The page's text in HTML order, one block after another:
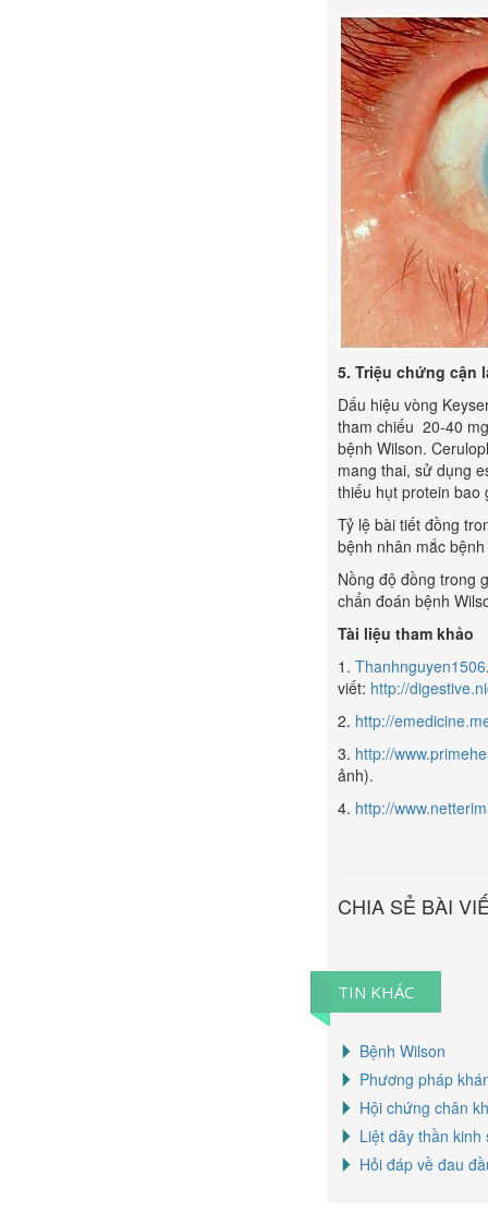
5. Triệu chứng cận
Dấu hiệu vòng
tham chiếu 20-40
bệnh Wilson.
mang thai, sử dụng
thiếu hụt protein
Tỷ lệ bài tiết đồng
bệnh nhân mắc
Nồng độ đồng trong
chẩn đoán bệnh
Tài liệu tham khảo
1. Thanhnguyen1506
viết: http://
2. http://
3. http://
4. http://
CHIA SẺ BÀI
TIN KHÁC
Bệnh Wilson
Phương pháp
Hội chứng chân
Liệt dây thần
Hỏi đáp về đau